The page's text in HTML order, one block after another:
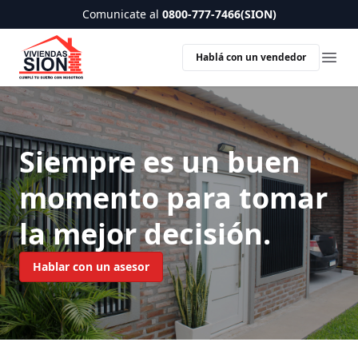
Comunicate al 0800-777-7466(SION)
Hablá con un vendedor
Siempre es un buen
momento para tomar
lamejordecisión.
Hablar con un asesor